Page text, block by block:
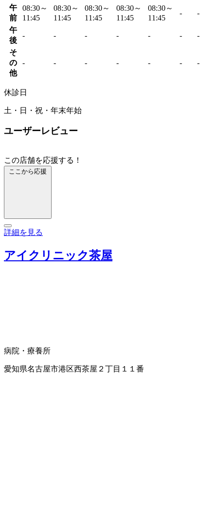
午
前
08:30～
11:45
08:30～
11:45
08:30～
11:45
08:30～
11:45
08:30～
11:45
- -
午
後
- - - - - - -
そ
の
他
- - - - - - -
休診日
土・日・祝・年末年始
ユーザーレビュー
この店舗を応援する！
ここから応援
詳細を見る
アイクリニック茶屋
病院・療養所
愛知県名古屋市港区西茶屋２丁目１１番